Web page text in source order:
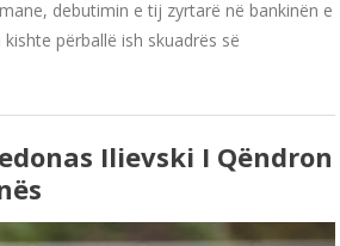
debutimin e tij zyrtarë në bankinën e
përballë ish skuadrës së
Ilievski I Qëndron